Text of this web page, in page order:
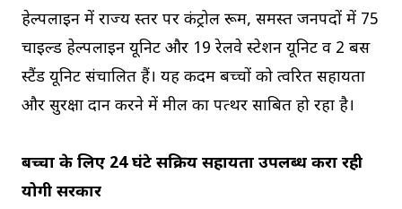
हेल्पलाइन में राज्य स्तर पर कंट्रोल रूम, समस्त जनपदों में 75
चाइल्ड हेल्पलाइन यूनिट और 19 रेलवे स्टेशन यूनिट व 2 बस
स्टैंड यूनिट संचालित हैं। यह कदम बच्चों को त्वरित सहायता
और सुरक्षा प्रदान करने में मील का पत्थर साबित हो रहा है।
बच्चों के लिए 24 घंटे सक्रिय सहायता उपलब्ध करा रही
योगी सरकार